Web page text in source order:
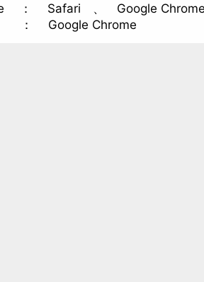
： Safari 、 Google
Google Chrome